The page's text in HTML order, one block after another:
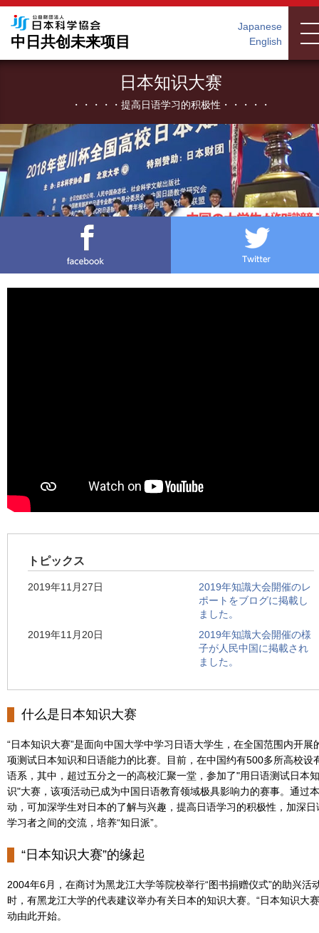
中日共创未来项目
Japanese
English
日本知识大赛
・・・・・提高日语学习的积极性・・・・・
トピックス
2019年11月27日
2019年知識大会開催のレ
ポートをブログに掲載し
ました。
2019年11月20日
2019年知識大会開催の様
子が人民中国に掲載され
ました。
什么是日本知识大赛
“日本知识大赛”是面向中国大学中学习日语大学生，在全国范围内开展
项测试日本知识和日语能力的比赛。目前，在中国约有500多所高校设
语系，其中，超过五分之一的高校汇聚一堂，参加了"用日语测试日本知
识"大赛，该项活动已成为中国日语教育领域极具影响力的赛事。通过
动，可加深学生对日本的了解与兴趣，提高日语学习的积极性，加深日
学习者之间的交流，培养“知日派”。
“日本知识大赛”的缘起
2004年6月，在商讨为黑龙江大学等院校举行“图书捐赠仪式”的助兴活
时，有黑龙江大学的代表建议举办有关日本的知识大赛。“日本知识大
动由此开始。